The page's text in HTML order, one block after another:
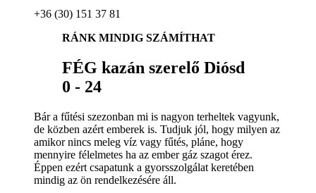
+36 (30) 151 37 81
RÁNK MINDIG SZÁMÍTHAT
FÉG kazán szerelő Diósd
0 - 24
Bár a fűtési szezonban mi is nagyon terheltek vagyunk,
de közben azért emberek is. Tudjuk jól, hogy milyen az
amikor nincs meleg víz vagy fűtés, pláne, hogy
mennyire félelmetes ha az ember gáz szagot érez.
Éppen ezért csapatunk a gyorsszolgálat keretében
mindig az ön rendelkezésére áll.